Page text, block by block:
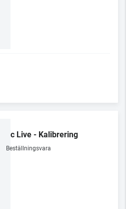
Dirac Live - Kalibrering
Beställningsvara